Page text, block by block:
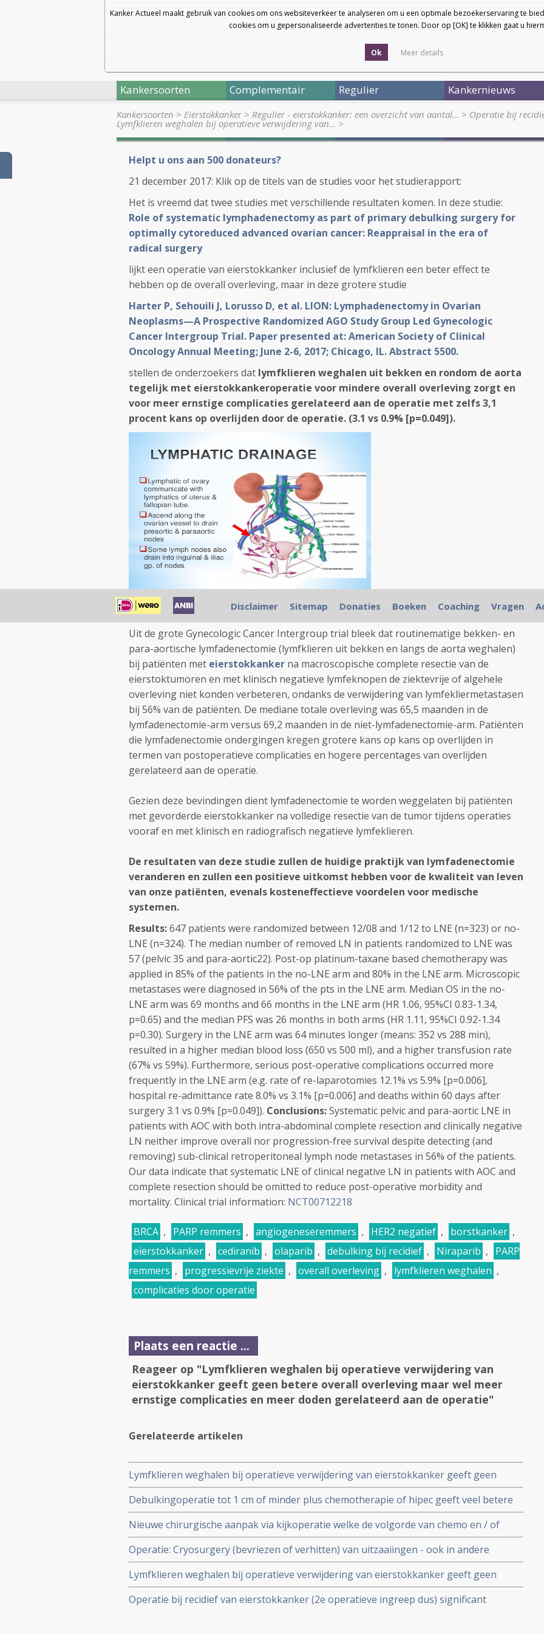
Kanker Actueel maakt gebruik van cookies om ons websiteverkeer te analyseren om u een optimale bezoekerservaring te
cookies om u gepersonaliseerde advertenties te tonen. Door op [OK] te klikken gaat u
Ok Meer details
Kankersoorten Complementair Regulier Kankernieuws
Kankersoorten > Eierstokkanker> Regulier - eierstokkanker: een overzicht van aantal… > Operatie bij
Lymfklieren weghalen bij operatieve verwijdering van… >
Helpt u ons aan 500 donateurs?
21 december 2017: Klik op de titels van de studies voor het studierapport:
Het is vreemd dat twee studies met verschillende resultaten komen. In deze studie:
Role of systematic lymphadenectomy as part of primary debulking surgery for
optimally cytoreduced advanced ovarian cancer: Reappraisal in the era of
radical surgery
lijkt een operatie van eierstokkanker inclusief de lymfklieren een beter effect te
hebben op de overall overleving, maar in deze grotere studie
Harter P, Sehouili J, Lorusso D, et al. LION: Lymphadenectomy in Ovarian
Neoplasms—A Prospective Randomized AGO Study Group Led Gynecologic
Cancer Intergroup Trial. Paper presented at: American Society of Clinical
Oncology Annual Meeting; June 2-6, 2017; Chicago, IL. Abstract 5500.
stellen de onderzoekers dat lymfklieren weghalen uit bekken en rondom de aorta
tegelijk met eierstokkankeroperatie voor mindere overall overleving zorgt en
voor meer ernstige complicaties gerelateerd aan de operatie met zelfs 3,1
procent kans op overlijden door de operatie. (3.1 vs 0.9% [p=0.049]).
De resultaten van de LION-studie werden voor het eerst gepresenteerd op ASCO 2017.
Uit de grote Gynecologic Cancer Intergroup trial bleek dat routinematige bekken- en
para-aortische lymfadenectomie (lymfklieren uit bekken en langs de aorta weghalen)
bij patiënten met eierstokkanker na macroscopische complete resectie van de
eierstoktumoren en met klinisch negatieve lymfeknopen de ziektevrije of algehele
overleving niet konden verbeteren, ondanks de verwijdering van lymfekliermetastasen
bij 56% van de patiënten. De mediane totale overleving was 65,5 maanden in de
lymfadenectomie-arm versus 69,2 maanden in de niet-lymfadenectomie-arm. Patiënten
die lymfadenectomie ondergingen kregen grotere kans op kans op overlijden in
termen van postoperatieve complicaties en hogere percentages van overlijden
gerelateerd aan de operatie.
Gezien deze bevindingen dient lymfadenectomie te worden weggelaten bij patiënten
met gevorderde eierstokkanker na volledige resectie van de tumor tijdens operaties
vooraf en met klinisch en radiografisch negatieve lymfeklieren.
De resultaten van deze studie zullen de huidige praktijk van lymfadenectomie
veranderen en zullen een positieve uitkomst hebben voor de kwaliteit van leven
van onze patiënten, evenals kosteneffectieve voordelen voor medische
systemen.
Results:647 patients were randomized between 12/08 and 1/12 to LNE (n=323) or no-
LNE (n=324). The median number of removed LN in patients randomized to LNE was
57 (pelvic 35 and para-aortic22). Post-op platinum-taxane based chemotherapy was
applied in 85% of the patients in the no-LNE arm and 80% in the LNE arm. Microscopic
metastases were diagnosed in 56% of the pts in the LNE arm. Median OS in the no-
LNE arm was 69 months and 66 months in the LNE arm (HR 1.06, 95%CI 0.83-1.34,
p=0.65) and the median PFS was 26 months in both arms (HR 1.11, 95%CI 0.92-1.34
p=0.30). Surgery in the LNE arm was 64 minutes longer (means: 352 vs 288 min),
resulted in a higher median blood loss (650 vs 500 ml), and a higher transfusion rate
(67% vs 59%). Furthermore, serious post-operative complications occurred more
frequently in the LNE arm (e.g. rate of re-laparotomies 12.1% vs 5.9% [p=0.006],
hospital re-admittance rate 8.0% vs 3.1% [p=0.006] and deaths within 60 days after
surgery 3.1 vs 0.9% [p=0.049]). Conclusions:Systematic pelvic and para-aortic LNE in
patients with AOC with both intra-abdominal complete resection and clinically negative
LN neither improve overall nor progression-free survival despite detecting (and
removing) sub-clinical retroperitoneal lymph node metastases in 56% of the patients.
Our data indicate that systematic LNE of clinical negative LN in patients with AOC and
complete resection should be omitted to reduce post-operative morbidity and
mortality. Clinical trial information: NCT00712218
BRCA , PARP remmers , angiogeneseremmers , HER2 negatief , borstkanker ,
eierstokkanker , cediranib , olaparib , debulking bij recidief , Niraparib ,
PARP
remmers , progressievrije ziekte , overall overleving , lymfklieren weghalen ,
complicaties door operatie
Plaats een reactie ...
Reageer op "Lymfklieren weghalen bij operatieve verwijdering van
eierstokkanker geeft geen betere overall overleving maar wel meer
ernstige complicaties en meer doden gerelateerd aan de operatie"
Gerelateerde artikelen
Lymfklieren weghalen bij operatieve verwijdering van eierstokkanker geeft geen
betere overall overleving maar wel meer ernstige complicaties en meer doden
gerelateerd aan de operatie
Debulkingoperatie tot 1 cm of minder plus chemotherapie of hipec geeft veel betere
ziektevrije tijd en overall overleving bij recidief van eierstokkanker en primaire
buikvlieskanker
Nieuwe chirurgische aanpak via kijkoperatie welke de volgorde van chemo en / of
operatie bepaalt verbetert spectaculair - 68% beter - de overall overleving van
patiënten met eierstokkanker.
Operatie: Cryosurgery (bevriezen of verhitten) van uitzaaiingen - ook in andere
organen - blijkt voor uitstekende resultaten te zorgen op de overlevingsduur en
kwaliteit van leven bij patienten met eierstokkanker stadium 3 en 4
Lymfklieren weghalen bij operatieve verwijdering van eierstokkanker geeft geen
betere overall overleving maar wel meer ernstige complicaties en meer doden
gerelateerd aan de operatie copy 1
Operatie bij recidief van eierstokkanker (2e operatieve ingreep dus) significant
Disclaimer Sitemap Donaties Boeken Coaching Vragen